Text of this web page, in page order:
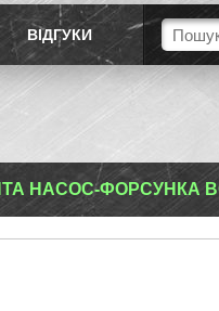
ВІДГУКИ
НАСОС-ФОРСУНКА